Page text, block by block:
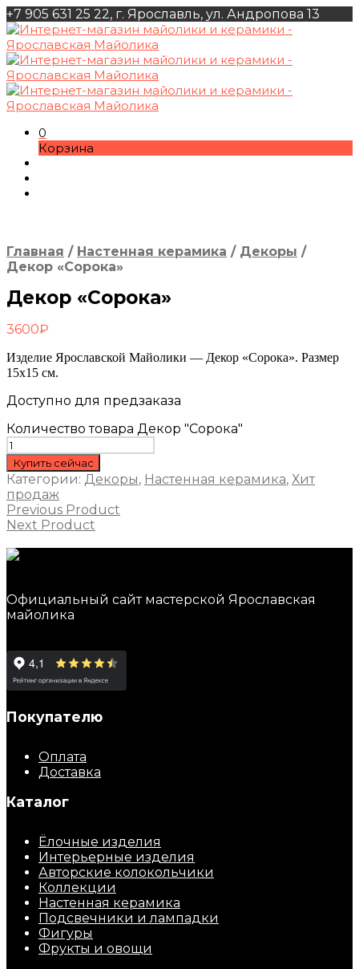
+7 905 631 25 22, г. Ярославль, ул. Андропова 13
0
Корзина
Главная / Настенная керамика / Декоры /
Декор «Сорока»
Декор «Сорока»
3600₽
Изделие Ярославской Майолики — Декор «Сорока». Размер
15х15 см.
Доступно для предзаказа
Количество товара Декор "Сорока"
Купить сейчас
Категории: Декоры, Настенная керамика, Хит
продаж
Previous Product
Next Product
Официальный сайт мастерской Ярославская
майолика
Покупателю
Оплата
Доставка
Каталог
Ёлочные изделия
Интерьерные изделия
Авторские колокольчики
Коллекции
Настенная керамика
Подсвечники и лампадки
Фигуры
Фрукты и овощи